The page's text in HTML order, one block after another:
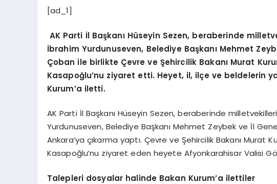
[ad_1]
AK Parti İl Başkanı Hüseyin Sezen, beraberinde
İbrahim Yurdunuseven, Belediye Başkanı Mehmet
Çoban ile birlikte Çevre ve Şehircilik Bakanı Murat
Kasapoğlu’nu ziyaret etti. Heyet, il, ilçe ve beldelerin
Kurum’a iletti.
AK Parti İl Başkanı Hüseyin Sezen, beraberinde
Yurdunuseven, Belediye Başkanı Mehmet Zeybek ve İl
Ankara’ya çıkarma yaptı. Çevre ve Şehircilik Bakanı Murat
Kasapoğlu’nu ziyaret eden heyete Afyonkarahisar Valisi
Talepleri dosyalar halinde Bakan Kurum’a ilettiler